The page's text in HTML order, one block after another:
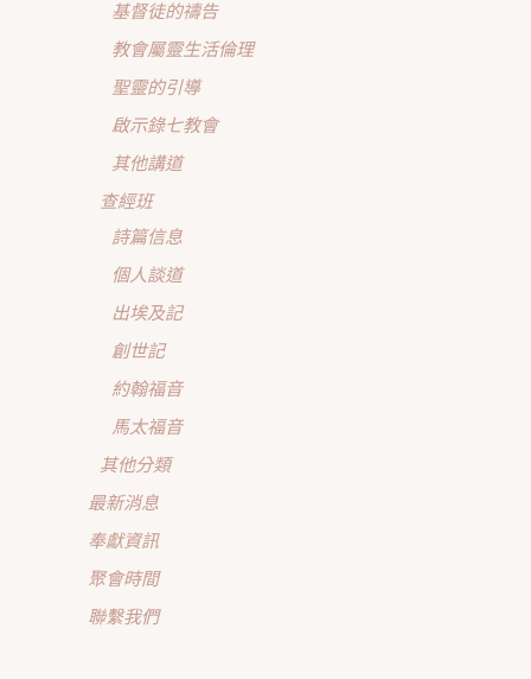
基督徒的禱告
教會屬靈生活倫理
聖靈的引導
啟示錄七教會
其他講道
查經班
詩篇信息
個人談道
出埃及記
創世記
約翰福音
馬太福音
其他分類
最新消息
奉獻資訊
聚會時間
聯繫我們